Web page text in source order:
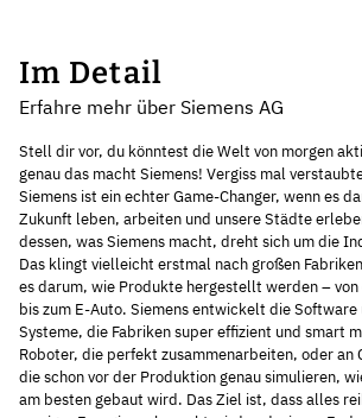
Im Detail
Erfahre mehr über Siemens AG
Stell dir vor, du könntest die Welt von morgen
genau das macht Siemens! Vergiss mal
Siemens ist ein echter Game-Changer, wenn es
Zukunft leben, arbeiten und unsere Städte
dessen, was Siemens macht, dreht sich um die
Das klingt vielleicht erstmal nach großen
es darum, wie Produkte hergestellt werden –
bis zum E-Auto. Siemens entwickelt die
Systeme, die Fabriken super effizient und smart
Roboter, die perfekt zusammenarbeiten, oder an
die schon vor der Produktion genau simulieren,
am besten gebaut wird. Das Ziel ist, dass alles